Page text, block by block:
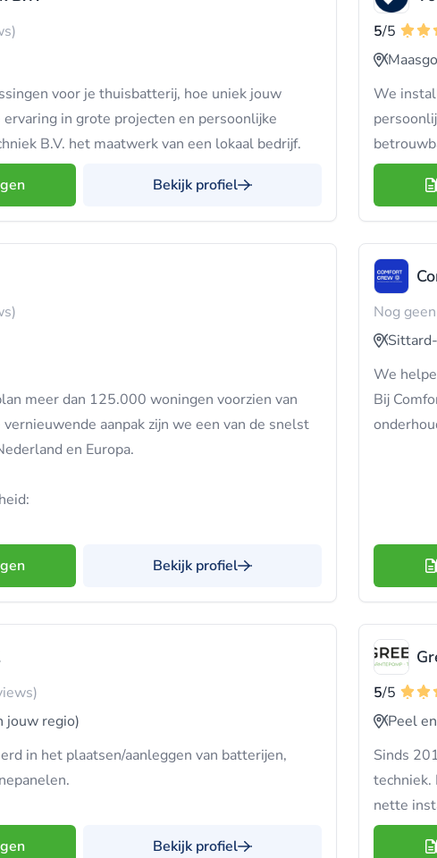
voor je thuisbatterij, hoe uniek jouw
in grote projecten en persoonlijke
B.V. het maatwerk van een lokaal bedrijf.
Bekijk profiel
5/5
We
meer dan 125.000 woningen voorzien van
aanpak zijn we een van de snelst
en Europa.
Bekijk profiel
Nog
We
Bij
jouw regio)
in het plaatsen/aanleggen van batterijen,
Bekijk profiel
5/5
Peel
Sinds
techniek.
nette